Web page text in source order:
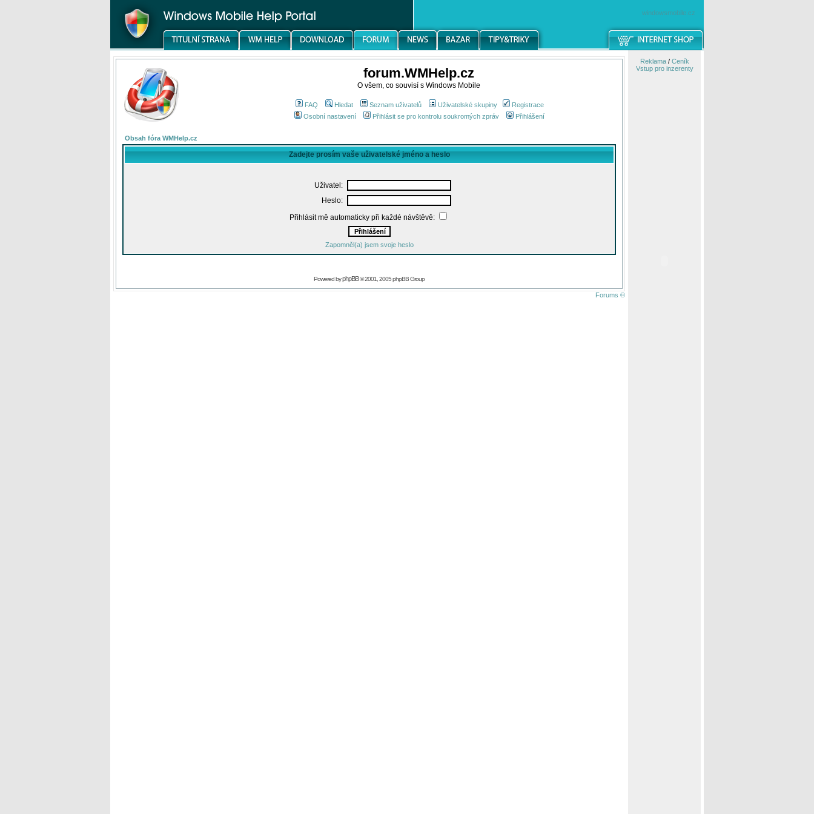
windowsmobile.cz
forum.WMHelp.cz
O všem, co souvisí s Windows Mobile
FAQ Hledat Seznam uživatelů Uživatelské skupiny
Registrace
Osobní nastavení
Přihlásit se pro kontrolu soukromých zpráv Přihlášení
Obsah fóra WMHelp.cz
Zadejte prosím vaše uživatelské jméno a heslo
Uživatel:
Heslo:
Přihlásit mě automaticky při každé návštěvě:
Zapomněl(a) jsem svoje heslo
Powered byphpBB© 2001, 2005 phpBB Group
Forums ©
Reklama/ Ceník
Vstup pro inzerenty